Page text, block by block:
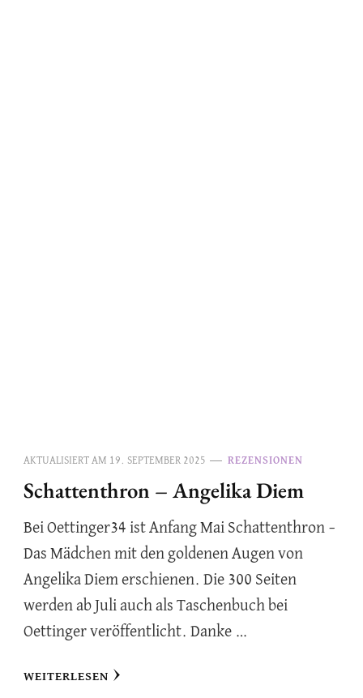
AKTUALISIERT AM 19. SEPTEMBER 2025 REZENSIONEN
Schattenthron – Angelika Diem
Bei Oettinger34 ist Anfang Mai Schattenthron –
Das Mädchen mit den goldenen Augen von
Angelika Diem erschienen. Die 300 Seiten
werden ab Juli auch als Taschenbuch bei
Oettinger veröffentlicht. Danke …
WEITERLESEN